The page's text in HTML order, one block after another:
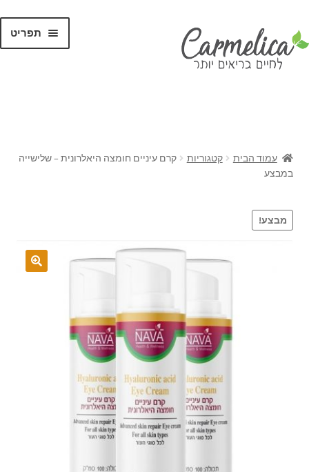
תפריט
עמוד הבית קטגוריות
קרם עיניים חומצה היאלרונית – שלישייה
במבצע
מבצע!